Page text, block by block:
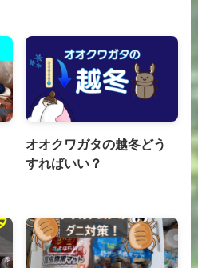
オオクワガタの越冬どう
すればいい？